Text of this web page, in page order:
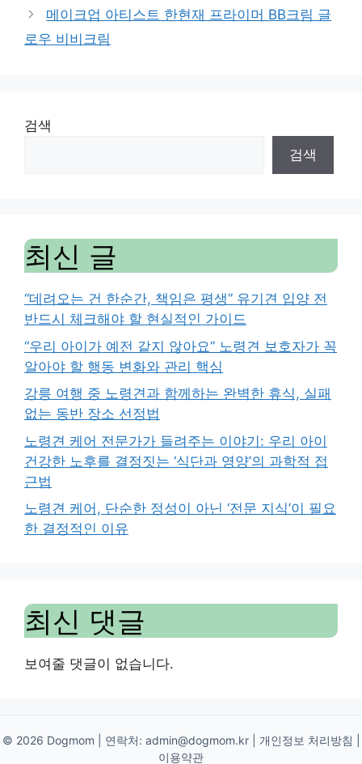
메이크업 아티스트 한현재 프라이머 BB크림 글
로우 비비크림
검색
검색
최신 글
“데려오는 건 한순간, 책임은 평생” 유기견 입양 전
반드시 체크해야 할 현실적인 가이드
“우리 아이가 예전 같지 않아요” 노령견 보호자가 꼭
알아야 할 행동 변화와 관리 핵심
강릉 여행 중 노령견과 함께하는 완벽한 휴식, 실패
없는 동반 장소 선정법
노령견 케어 전문가가 들려주는 이야기: 우리 아이
건강한 노후를 결정짓는 ‘식단과 영양’의 과학적 접
근법
노령견 케어, 단순한 정성이 아닌 ‘전문 지식’이 필요
한 결정적인 이유
최신 댓글
보여줄 댓글이 없습니다.
© 2026 Dogmom | 연락처: admin@dogmom.kr| 개인정보 처리방침
이용약관